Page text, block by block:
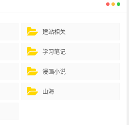
建站相关
学习笔记
漫画小说
山海